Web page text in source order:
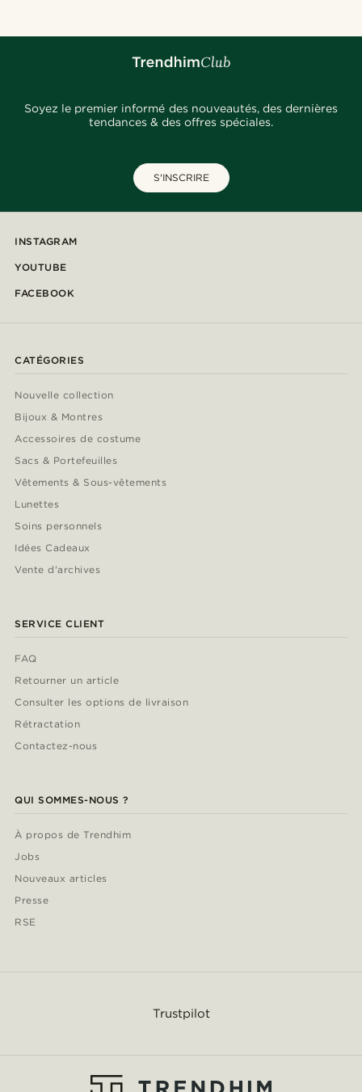
Soyez le premier informé des nouveautés, des dernières
tendances & des offres spéciales.
S'INSCRIRE
INSTAGRAM
YOUTUBE
FACEBOOK
CATÉGORIES
Nouvelle collection
Bijoux & Montres
Accessoires de costume
Sacs & Portefeuilles
Vêtements & Sous-vêtements
Lunettes
Soins personnels
Idées Cadeaux
Vente d'archives
SERVICE CLIENT
FAQ
Retourner un article
Consulter les options de livraison
Rétractation
Contactez-nous
QUI SOMMES-NOUS ?
À propos de Trendhim
Jobs
Nouveaux articles
Presse
RSE
Trustpilot